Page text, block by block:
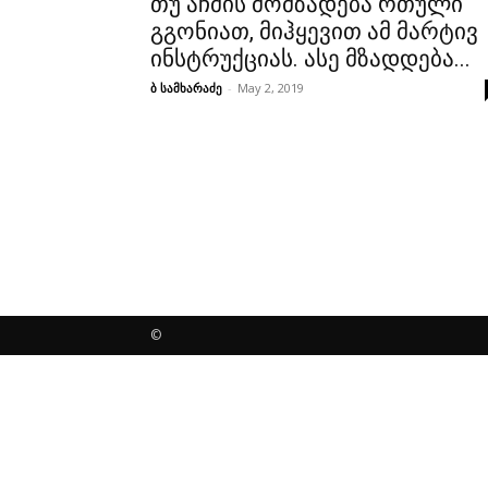
გგონიათ, მიჰყევით ამ მარტივ
ინსტრუქციას. ასე მზადდება...
ბ სამხარაძე - May 2, 2019
©